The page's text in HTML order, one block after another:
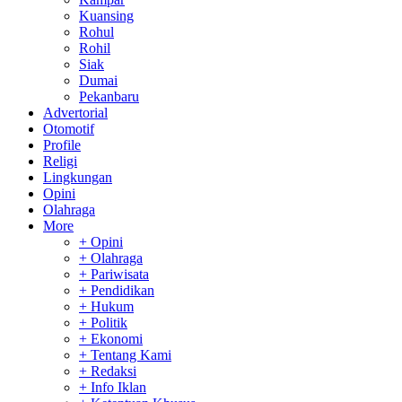
Kuansing
Rohul
Rohil
Siak
Dumai
Pekanbaru
Advertorial
Otomotif
Profile
Religi
Lingkungan
Opini
Olahraga
More
+ Opini
+ Olahraga
+ Pariwisata
+ Pendidikan
+ Hukum
+ Politik
+ Ekonomi
+ Tentang Kami
+ Redaksi
+ Info Iklan